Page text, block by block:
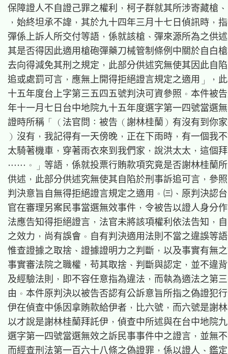
保障證人不自證己罪之權利，柯子群就其所涉寄藏槍
，始終坦承不諱，其於九十四年三月十七日偵訊時，
彈係上訴人所交付等語，係就該槍、彈來源所為之供
其是否得因此適用槍砲彈藥刀械管制條例中關於自白
去向得減免其刑之規定，此部分供述究無使其因此自
追或處罰可言，應無上開得拒絕證言規定之適用」，
十五年度台上字第三五四五號判決可資參照。本件被
年十一月七日台中地院九十五年度選字第一四號當選
證時所稱「（法官問：被告（謝林桂蘭）有沒有到你
）沒有，我記得有一天傍晚，正在下雨時，有一個我
太騎著機車，穿著雨衣來到我們家，說洪太太，這個
……。」等語，係就投票行賄款項究竟是否謝林桂蘭
供述，此部分供述究無使其自陷於刑事訴追可言，參
判決意旨自無得拒絕證言規定之適用。㈢、原判決認
官在審理另案民事當選無效事件，令被告以證人身分
法應告知得拒絕證言，法官未將該項權利依法告知，
之效力，尚有誤會。自有判決適用法則不當之違誤等
惟查證據之取捨、證據證明力之判斷，以及事實有無
事實審法院之職權，苟其取捨、判斷與認定，並不違
及經驗法則，即不容任意指為違法，而執為適法之第
由。本件原判決以被告否認有公訴意旨所指之偽證犯
伊在偵查中係因拿賄款給伊者，比六號，而六號是謝
以才說是謝林桂蘭拜託伊，偵查中所述與在台中地院
選字第一四號當選無效之訴民事事件中之證言，並無
而經查刑法第一百六十八條之偽證罪，係以證人、鑑